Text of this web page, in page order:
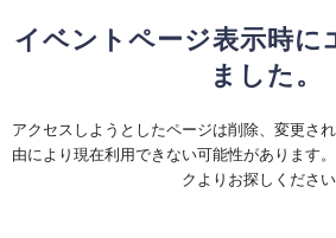
イベントページ表示時に
ました。
アクセスしようとしたページは削除、変更さ
由により現在利用できない可能性があります
クよりお探しください